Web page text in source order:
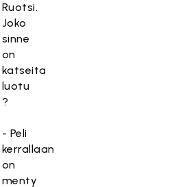
Ruotsi.
Joko
sinne
on
katseita
luotu
?
- Peli
kerrallaan
on
menty